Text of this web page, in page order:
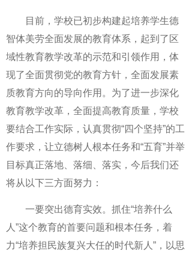
目前，学校已初步构建起培养学生德
智体美劳全面发展的教育体系，起到了区
域性教育教学改革的示范和引领作用，体
现了全面贯彻党的教育方针，全面发展素
质教育方向的导向作用。为了进一步深化
教育教学改革，全面提高教育质量，学校
要结合工作实际，认真贯彻“四个坚持”的工
作要求，让立德树人根本任务和“五育”并举
目标真正落地、落细、落实，今后我们还
将从以下三方面努力：
一要突出德育实效。抓住“培养什么
人”这个教育的首要问题和根本任务，着
力“培养担民族复兴大任的时代新人”，以思